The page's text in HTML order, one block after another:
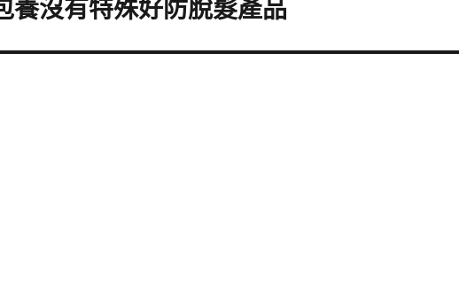
養沒有特殊好防脫髮產品